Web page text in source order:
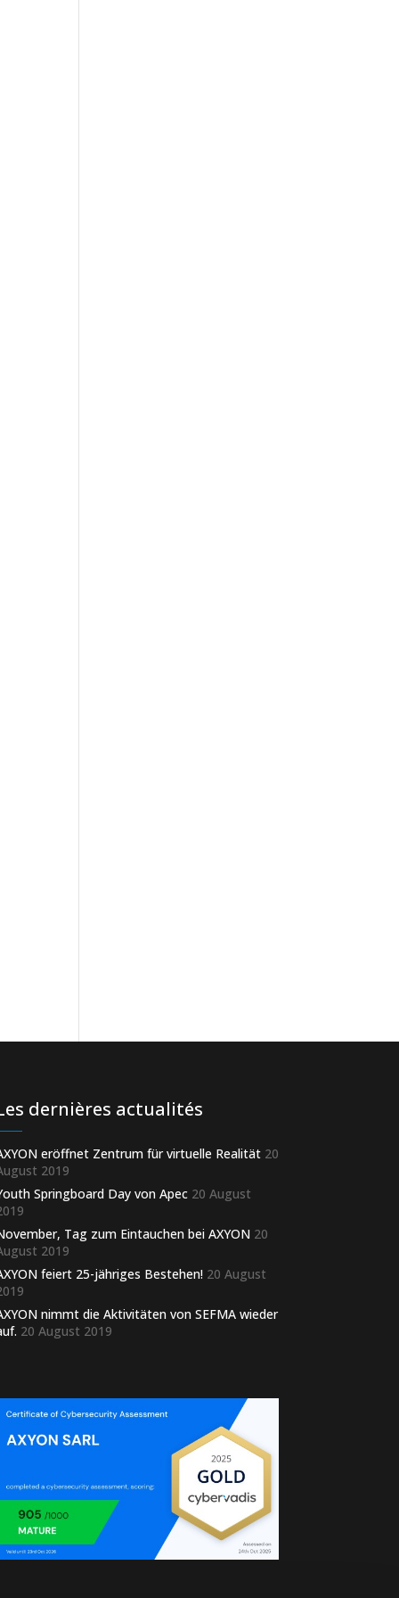
dernières actualités
eröffnet Zentrum für virtuelle Realität 20
2019
Springboard Day von Apec 20 August
Tag zum Eintauchen bei AXYON 20
2019
feiert 25-jähriges Bestehen! 20 August
nimmt die Aktivitäten von SEFMA wieder
20 August 2019